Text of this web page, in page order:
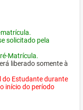
solicitado pela
Matrícula.
liberado somente à
do Estudante durante
início do período